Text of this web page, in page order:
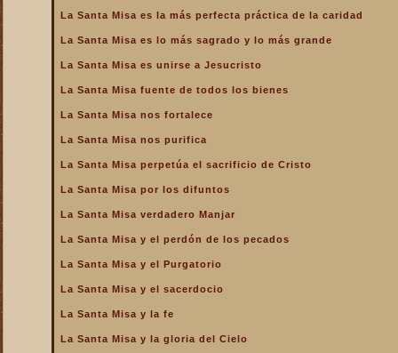
perfecta oración
La Santa Misa es la más
caridad
La Santa Misa es lo más
sagrado y lo más grande
La Santa Misa es medicina
La Santa Misa es unirse a
La Santa Misa escuela de
todos los bienes
La Santa Misa le da la
La Santa Misa es la más perfecta práctica de la caridad
La Santa Misa es lo más sagrado y lo más grande
La Santa Misa es unirse a Jesucristo
La Santa Misa fuente de todos los bienes
La Santa Misa nos fortalece
La Santa Misa nos purifica
La Santa Misa perpetúa el sacrificio de Cristo
La Santa Misa por los difuntos
La Santa Misa verdadero Manjar
La Santa Misa y el perdón de los pecados
La Santa Misa y el Purgatorio
La Santa Misa y el sacerdocio
La Santa Misa y la fe
La Santa Misa y la gloria del Cielo